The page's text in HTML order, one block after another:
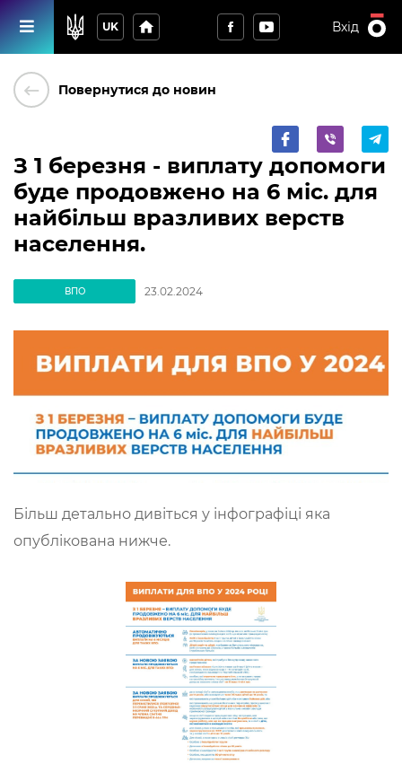
UK home Вхід
keyboard_backspace Повернутися до новин
З 1 березня - виплату допомоги
буде продовжено на 6 міс. для
найбільш вразливих верств
населення.
ВПО 23.02.2024
Більш детально дивіться у інфографіці яка
опублікована нижче.